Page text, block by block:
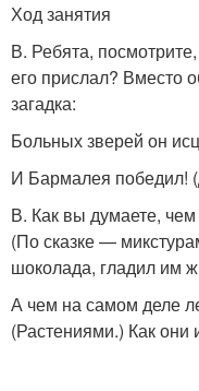
Ход занятия
В. Ребята,
его прислал? Вместо
загадка:
Больных зверей он
И Бармалея победил!
В. Как вы думаете,
(По сказке —
шоколада, гладил им
А чем на самом деле
(Растениями.) Как они